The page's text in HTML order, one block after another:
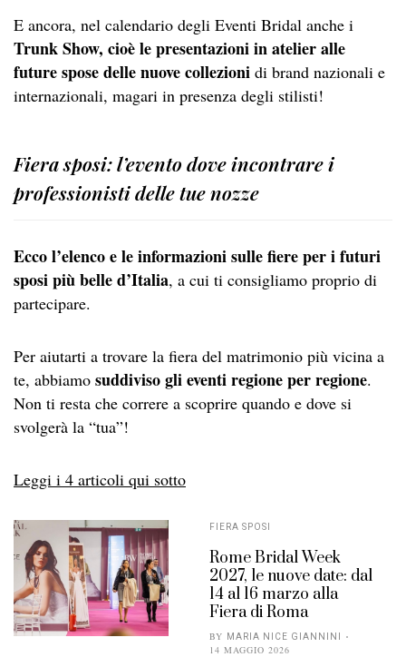
E ancora, nel calendario degli Eventi Bridal anche i
Trunk Show, cioè le presentazioni in atelieralle
future sposedelle nuove collezioni di brand nazionali e
internazionali, magari in presenza degli stilisti!
Fiera sposi: l’evento dove incontrare i
professionisti delle tue nozze
Ecco l’elenco e le informazioni sulle fiere per i futuri
sposi più belle d’Italia, a cui ti consigliamo proprio di
partecipare.
Per aiutarti a trovare la fiera del matrimonio più vicina a
te, abbiamo suddiviso gli eventi regione per regione.
Non ti resta che correre a scoprire quando e dove si
svolgerà la “tua”!
Leggi i 4 articoli qui sotto
FIERA SPOSI
Rome Bridal Week
2027, le nuove date: dal
14 al 16 marzo alla
Fiera di Roma
BY MARIA NICE GIANNINI
14 MAGGIO 2026